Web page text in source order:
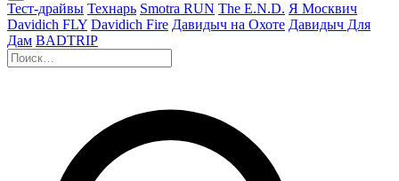
Тест-драйвы Технарь Smotra RUN The E.N.D. Я Москвич
Davidich FLY Davidich Fire Давидыч на Охоте Давидыч Для
Дам BADTRIP